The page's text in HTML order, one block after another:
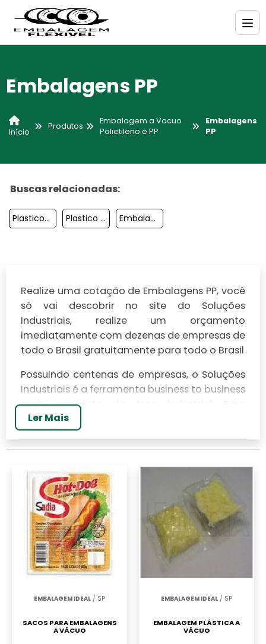
Embalagens PP
Início
Produtos
Embalagem a Vacuo
Polietileno e PP
Embalagens
PP
Buscas relacionadas:
Plasticos Para Embalar Plastico De Embalagem Embalagem Polietileno
Realize uma cotação de Embalagens PP, você
só vai descobrir no site do Soluções
Industriais, realize um orçamento
imediatamente com dezenas de empresas de
todo o Brasil gratuitamente para todo o Brasil
Possuindo centenas de empresas, o Soluções
Industriais é a ferramenta business to business
mais completo da área industrial. Para
realizar um orçamento de Embalagens PP,
clique em um ou mais dos anuciantes a
seguir:
Ler Mais
EMBALAGEM IDEAL / SP
SACOS PARA EMBALAGENS
A VÁCUO
EMBALAGEM IDEAL / SP
EMBALAGEM PLÁSTICA A
VÁCUO